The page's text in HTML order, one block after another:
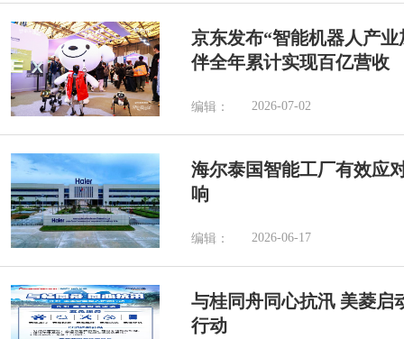
京东发布“智能机器人产
伴全年累计实现百亿营收
编辑： 2026-07-02
海尔泰国智能工厂有效应
响
编辑： 2026-06-17
与桂同舟同心抗汛 美菱启
行动